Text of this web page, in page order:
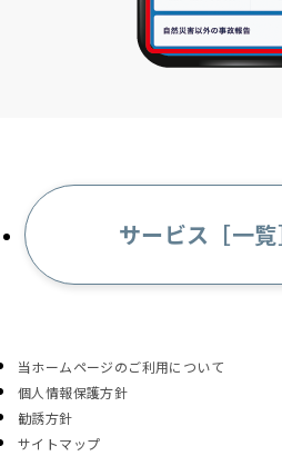
サービス［一
当ホームページのご利用について
個人情報保護方針
勧誘方針
サイトマップ